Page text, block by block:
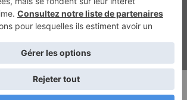
Retour en haut